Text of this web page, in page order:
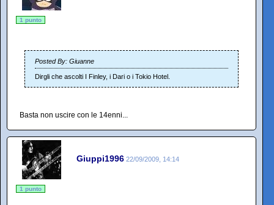
1 punto
Posted By: Giuanne
Dirgli che ascolti I Finley, i Dari o i Tokio Hotel.
Basta non uscire con le 14enni...
Giuppi1996 22/09/2009, 14:14
1 punto